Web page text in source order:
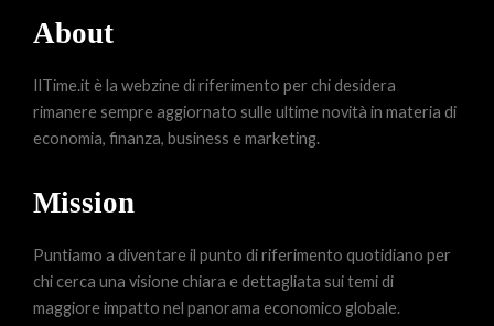
About
IlTime.it è la webzine di riferimento per chi desidera
rimanere sempre aggiornato sulle ultime novità in materia di
economia, finanza, business e marketing.
Mission
Puntiamo a diventare il punto di riferimento quotidiano per
chi cerca una visione chiara e dettagliata sui temi di
maggiore impatto nel panorama economico globale.